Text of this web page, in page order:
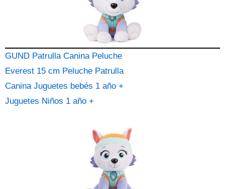
GUND Patrulla Canina Peluche
Everest 15 cm Peluche Patrulla
Canina Juguetes bebés 1 año +
Juguetes Niños 1 año +